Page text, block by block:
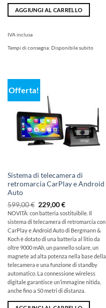
AGGIUNGI AL CARRELLO
IVA inclusa
Tempi di consegna: Disponibile subito
Offerta!
Sistema di telecamera di
retromarcia CarPlay e Android
Auto
599,00€ Il
prezzo
originale
era:
599,00
€
229,00€Il
prezzo
attuale
è:
229,00
€.
NOVITÀ: con batteria sostituibile. Il
sistema di telecamera di retromarcia con
CarPlay e Android Auto di Bergmann &
Koch è dotato di una batteria al litio da
oltre 9000 mAh, un pannello solare, un
magnete ad alta potenza nella base della
telecamera e una funzione di standby
automatico. La connessione wireless
digitale garantisce un’immagine nitida,
anche fino a 50 metri di distanza.